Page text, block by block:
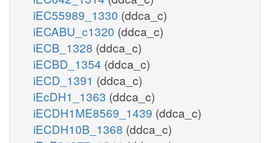
iEC55989_1330 (ddca_c)
iECABU_c1320 (ddca_c)
iECB_1328 (ddca_c)
iECBD_1354 (ddca_c)
iECD_1391 (ddca_c)
iEcDH1_1363 (ddca_c)
iECDH1ME8569_1439 (ddca_c)
iECDH10B_1368 (ddca_c)